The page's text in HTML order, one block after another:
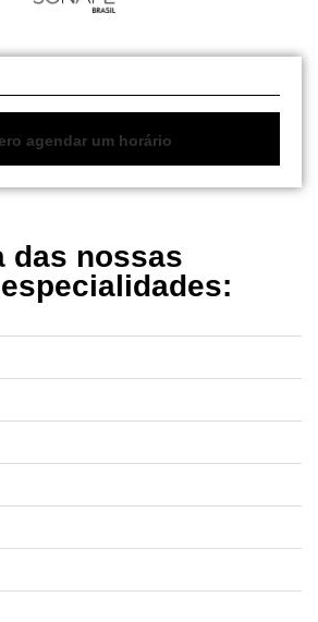
agendar um horário
das nossas